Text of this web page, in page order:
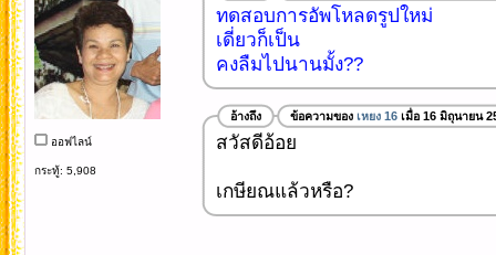
ออฟไลน์
กระทู้: 5,908
ทดสอบการอัพโหลดรูปใหม่
เดี่ยวก็เป็น
คงลืมไปนานมั้ง??
อ้างถึง ข้อความของ เหยง 16เมื่อ 16 มิถุนายน
สวัสดีอ้อย
เกษียณแล้วหรือ?